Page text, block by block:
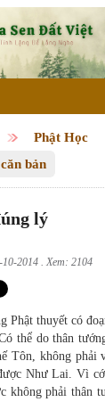
Phật Học
bản
lý
2014 . Xem: 2104
Phật thuyết có
thể do thân
Tôn, không phải
Như Lai. Vì
không phải thân